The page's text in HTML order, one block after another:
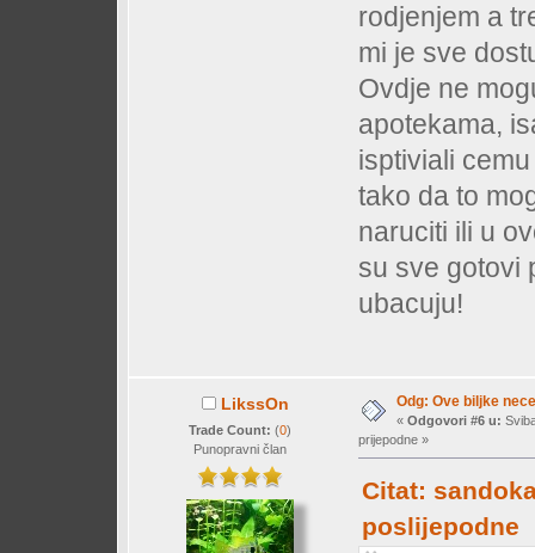
rodjenjem a
mi je sve
Ovdje ne
apotekama,
isptiviali
tako da to
naruciti ili u
su sve gotovi
ubacuju!
LikssOn
Trade Count: (0)
Punopravni član
Odg: Ove biljke
« Odgovori #6 u:
prijepodne »
Citat:
poslijepodne